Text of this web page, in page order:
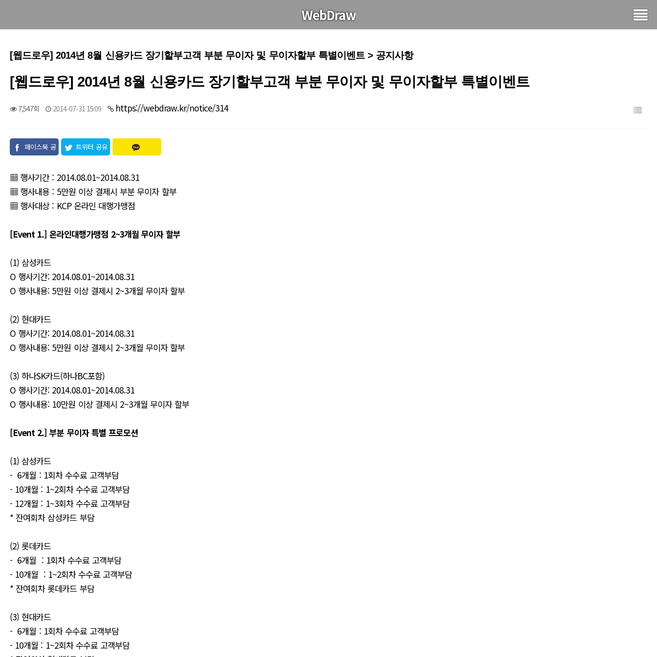
WebDraw
[웹드로우] 2014년 8월 신용카드 장기할부고객 부분 무이자 및 무이자할부 특별이벤트 > 공지사항
[웹드로우] 2014년 8월 신용카드 장기할부고객 부분 무이자 및 무이자할부 특별이벤트
7,547회 2014-07-31 15:09 https://webdraw.kr/notice/314
페이스북 공
트위터 공유
▦ 행사기간 : 2014.08.01~2014.08.31
▦ 행사내용 : 5만원 이상 결제시 부분 무이자 할부
▦ 행사대상 : KCP 온라인 대행가맹점
[Event 1.] 온라인대행가맹점 2~3개월 무이자 할부
(1) 삼성카드
O 행사기간: 2014.08.01~2014.08.31
O 행사내용: 5만원 이상 결제시 2~3개월 무이자 할부
(2) 현대카드
O 행사기간: 2014.08.01~2014.08.31
O 행사내용: 5만원 이상 결제시 2~3개월 무이자 할부
(3) 하나SK카드(하나BC포함)
O 행사기간: 2014.08.01~2014.08.31
O 행사내용: 10만원 이상 결제시 2~3개월 무이자 할부​
[Event 2.] 부분 무이자 특별 프로모션
(1) 삼성카드
- 6개월 : 1회차 수수료 고객부담
- 10개월 : 1~2회차 수수료 고객부담
- 12개월 : 1~3회차 수수료 고객부담
* 잔여회차 삼성카드 부담
(2) 롯데카드
- 6개월 : 1회차 수수료 고객부담
- 10개월 : 1~2회차 수수료 고객부담
* 잔여회차 롯데카드 부담
(3) 현대카드
- 6개월 : 1회차 수수료 고객부담
- 10개월 : 1~2회차 수수료 고객부담